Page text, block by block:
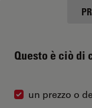
Questo è ciò di
un prezzo o